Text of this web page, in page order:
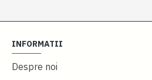
INFORMATII
Despre noi